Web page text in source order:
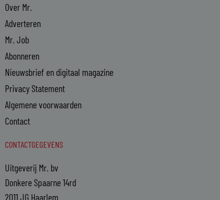
Over Mr.
Adverteren
Mr. Job
Abonneren
Nieuwsbrief en digitaal magazine
Privacy Statement
Algemene voorwaarden
Contact
CONTACTGEGEVENS
Uitgeverij Mr. bv
Donkere Spaarne 14rd
2011 JG Haarlem